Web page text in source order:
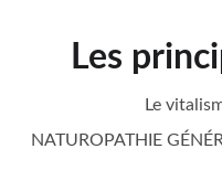
Les
Le
NATUROPATHIE